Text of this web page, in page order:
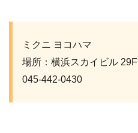
ミクニ ヨコハマ
場所：横浜スカイビル 29F
045-442-0430